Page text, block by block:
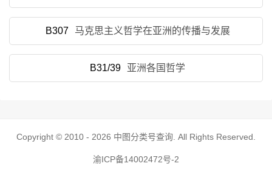
B307 马克思主义哲学在亚洲的传播与发展
B31/39 亚洲各国哲学
Copyright © 2010 - 2026 中图分类号查询 . All Rights Reserved.
渝ICP备14002472号-2